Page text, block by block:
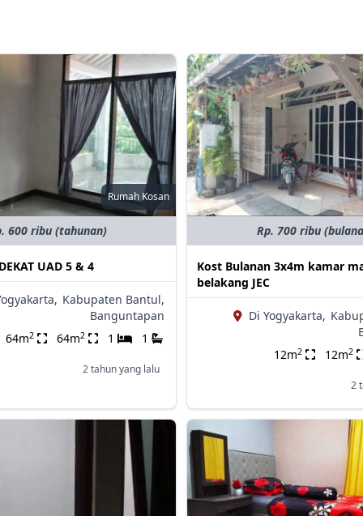
Rumah Kosan
600 ribu (tahunan)
UAD 5 & 4
Kabupaten Bantul,
Banguntapan
64m2 64m2 1 1
2 tahun yang lalu
Rp. 700 ribu
Kost Bulanan 3x4m kamar
belakang JEC
Di Yogyakarta,
12m2 12m2
2